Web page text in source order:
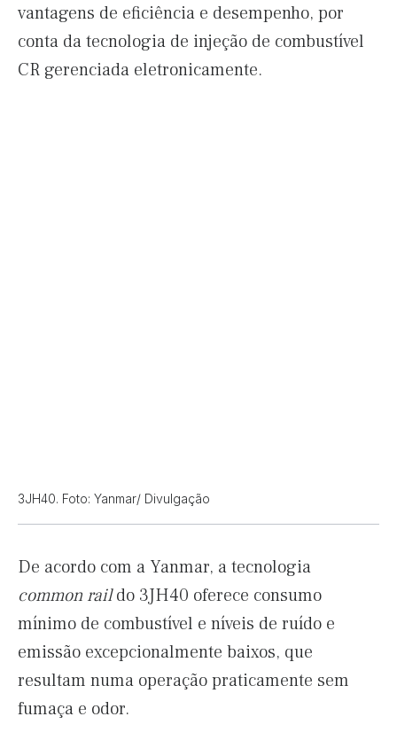
vantagens de eficiência e desempenho, por
conta da tecnologia de injeção de combustível
CR gerenciada eletronicamente.
3JH40. Foto: Yanmar/ Divulgação
De acordo com a Yanmar, a tecnologia
common raildo 3JH40 oferece consumo
mínimo de combustível e níveis de ruído e
emissão excepcionalmente baixos, que
resultam numa operação praticamente sem
fumaça e odor.